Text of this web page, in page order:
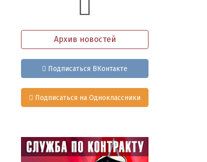
Архив новостей
Подписаться ВКонтакте
Подписаться на Одноклассники